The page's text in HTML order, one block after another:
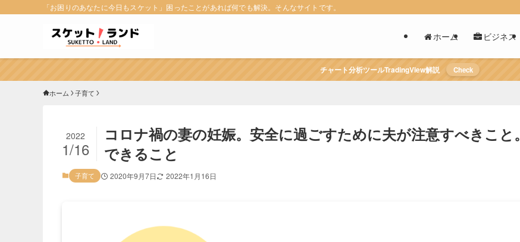
「お困りのあなたに今日もスケット」困ったことがあれば何でも解決。そんなサイトです。
ホーム ビジネス
チャート分析ツールTradingView解説 Check
ホーム 子育て
コロナ禍の妻の妊娠。安全に過ごすために夫が注意すべきこと。
できること
2022
1/16
子育て 2020年9月7日 2022年1月16日